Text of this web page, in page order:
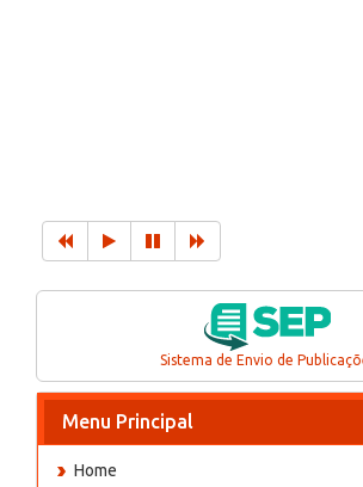
Sistema de Envio de
Menu Principal
Home